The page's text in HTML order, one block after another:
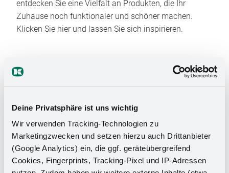
Deine Privatsphäre ist uns wichtig
Wir verwenden Tracking-Technologien zu
Marketingzwecken und setzen hierzu auch Drittanbieter
(Google Analytics) ein, die ggf. geräteübergreifend
Cookies, Fingerprints, Tracking-Pixel und IP-Adressen
entdecken Sie eine Vielfalt an Produkten, die Ihr
Zuhause noch funktionaler und schöner machen.
Klicken Sie hier und lassen Sie sich inspirieren.
Das Stauraumwunder für Ihr
Badezimmer